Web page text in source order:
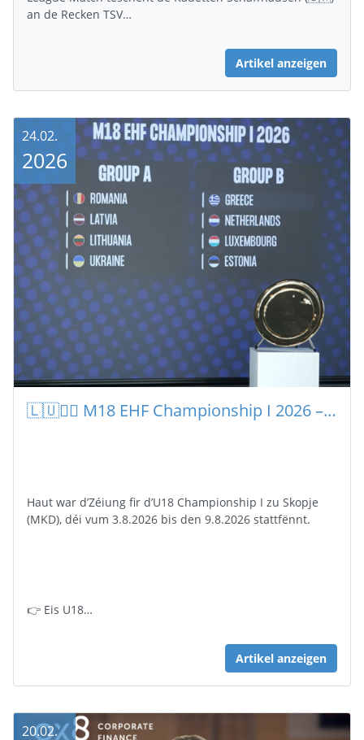
an de Recken TSV…
Artikel anzeigen
🇱🇺🤾‍♂️ M18 EHF Championship I 2026 – D’Gruppe sti fest !
Haut war d’Zéiung fir d’U18 Championship I zu Skopje
(MKD), déi vum 3.8.2026 bis den 9.8.2026 stattfënnt.
👉 Eis U18…
Artikel anzeigen
24.02.
2026
20.02.